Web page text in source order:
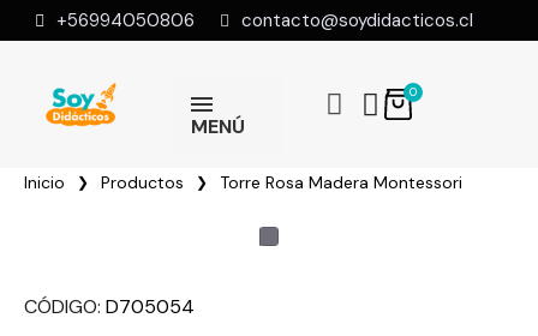
+56994050806 contacto@soydidacticos.cl
MENÚ
Inicio Productos Torre Rosa Madera Montessori
CÓDIGO D705054